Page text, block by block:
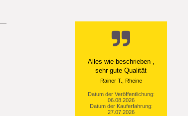
Ein einfach toller Service
- prompte Lieferung und
sogar mit Pflegehinweis!
Datum der Veröffentlichung:
05.08.2026
Datum der Kauferfahrung:
29.07.2026